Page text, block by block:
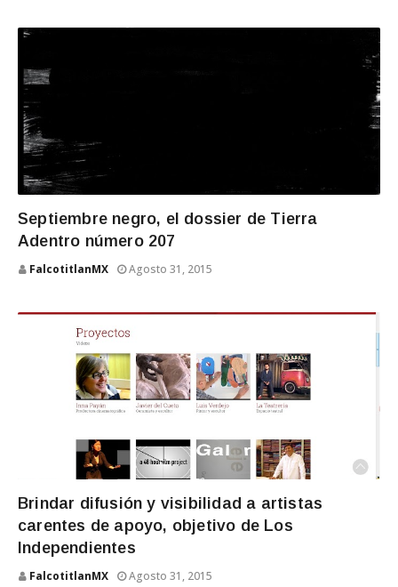
Septiembre negro, el dossier de Tierra
Adentro número 207
FalcotitlanMX Agosto 31, 2015
Brindar difusión y visibilidad a artistas
carentes de apoyo, objetivo de Los
Independientes
FalcotitlanMX Agosto 31, 2015